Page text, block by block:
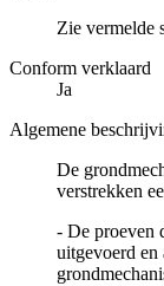
Zie vermelde
Conform verklaard
Ja
Algemene
De
verstrekken
- De proeven
uitgevoerd en